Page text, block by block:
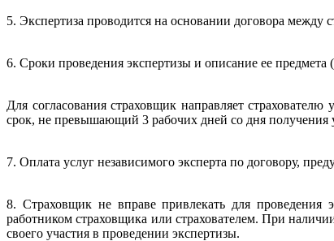
5. Экспертиза проводится на основании договора между
6. Сроки проведения экспертизы и описание ее предмета
Для согласования страховщик направляет
срок, не превышающий 3 рабочих дней со дня получения
7. Оплата услуг независимого эксперта по договору,
8. Страховщик не вправе привлекать для проведения
работником страховщика или страхователем. При
своего участия в проведении экспертизы.